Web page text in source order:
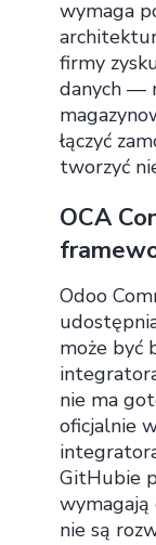
wymaga
firmy
danych —
łączyć
tworzyć
OCA
Odoo
może być
nie ma
oficjalnie
GitHubie
wymagają
nie są